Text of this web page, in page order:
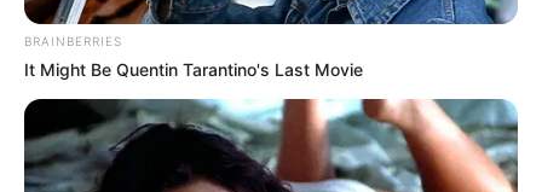
BRAINBERRIES
It Might Be Quentin Tarantino's Last Movie